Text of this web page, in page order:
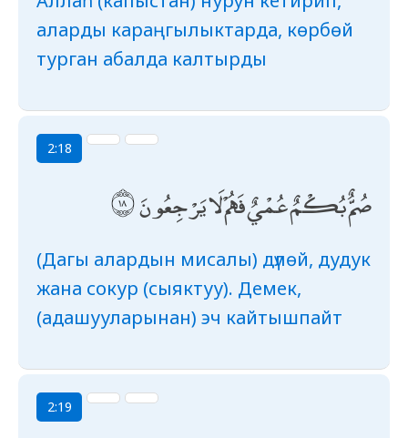
аларды караңгылыктарда, көрбөй
турган абалда калтырды
2:18
صُمٌّ بُكْمٌ عُمْيٌ فَهُمْ لَا يَرْجِعُونَ
(Дагы алардын мисалы) дүлөй, дудук
жана сокур (сыяктуу). Демек,
(адашууларынан) эч кайтышпайт
2:19